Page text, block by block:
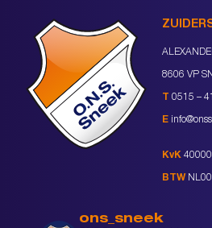
8606 VP
T 0515 –
E
KvK
BTW
ons_sneek